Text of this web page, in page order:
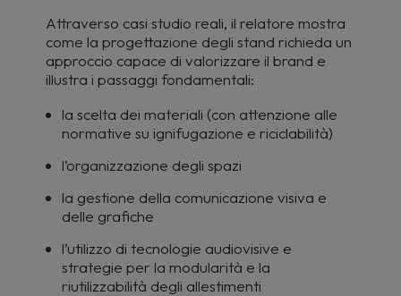
Attraverso casi studio reali, il relatore mostra
come la progettazione degli stand richieda un
approccio capace di valorizzare il brand e
illustra i passaggi fondamentali:
la scelta dei materiali (con attenzione alle
normative su ignifugazione e riciclabilità)
l’organizzazione degli spazi
la gestione della comunicazione visiva e
delle grafiche
l’utilizzo di tecnologie audiovisive e
strategie per la modularità e la
riutilizzabilità degli allestimenti